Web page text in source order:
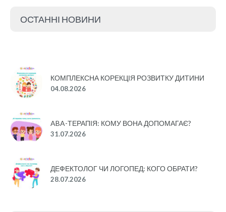
ОСТАННІ НОВИНИ
КОМПЛЕКСНА КОРЕКЦІЯ РОЗВИТКУ ДИТИНИ
04.08.2026
ABA-ТЕРАПІЯ: КОМУ ВОНА ДОПОМАГАЄ?
31.07.2026
ДЕФЕКТОЛОГ ЧИ ЛОГОПЕД: КОГО ОБРАТИ?
28.07.2026